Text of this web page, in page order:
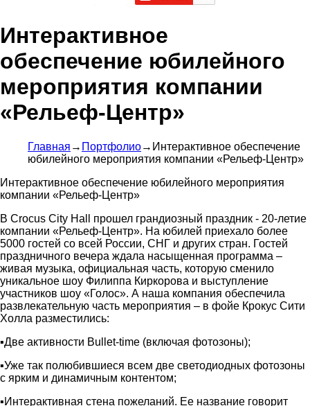
Интерактивное
обеспечение юбилейного
мероприятия компании
«Рельеф-Центр»
Главная → Портфолио→ Интерактивное обеспечение
юбилейного мероприятия компании «Рельеф-Центр»
Интерактивное обеспечение юбилейного мероприятия
компании «Рельеф-Центр»
В Crocus City Hall прошел грандиозный праздник - 20-летие
компании «Рельеф-Центр». На юбилей приехало более
5000 гостей со всей России, СНГ и других стран. Гостей
праздничного вечера ждала насыщенная программа –
живая музыка, официальная часть, которую сменило
уникальное шоу Филиппа Киркорова и выступление
участников шоу «Голос». А наша компания обеспечила
развлекательную часть мероприятия – в фойе Крокус Сити
Холла разместились:
▪️Две активности Bullet-time (включая фотозоны);
▪️Уже так полюбившиеся всем две светодиодных фотозоны
с ярким и динамичным контентом;
▪️Интерактивная стена пожеланий. Ее название говорит